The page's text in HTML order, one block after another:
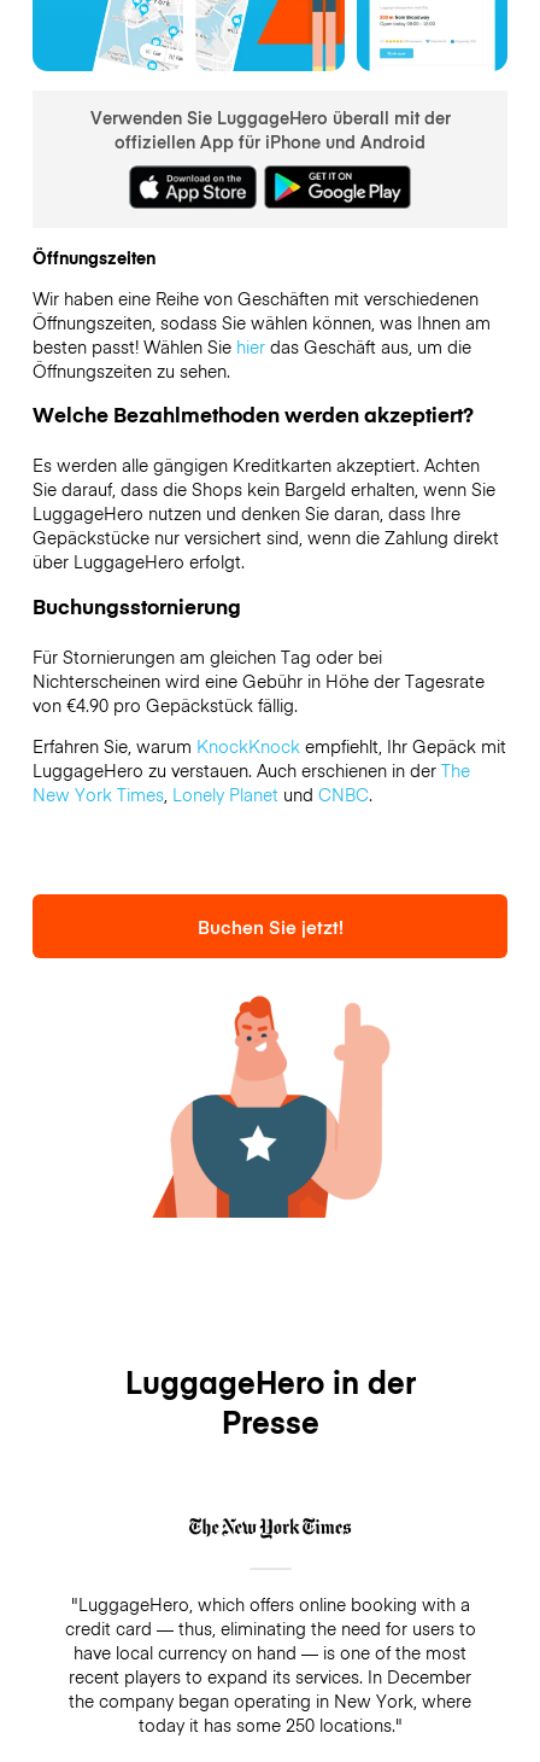
Verwenden Sie LuggageHero überall mit der
offiziellen App für iPhone und Android
Öffnungszeiten
Wir haben eine Reihe von Geschäften mit verschiedenen
Öffnungszeiten, sodass Sie wählen können, was Ihnen am
besten passt! Wählen Sie hierdas Geschäft aus, um die
Öffnungszeiten zu sehen.
Welche Bezahlmethoden werden akzeptiert?
Es werden alle gängigen Kreditkarten akzeptiert. Achten
Sie darauf, dass die Shops kein Bargeld erhalten, wenn Sie
LuggageHero nutzen und denken Sie daran, dass Ihre
Gepäckstücke nur versichert sind, wenn die Zahlung direkt
über LuggageHero erfolgt.
Buchungsstornierung
Für Stornierungen am gleichen Tag oder bei
Nichterscheinen wird eine Gebühr in Höhe der Tagesrate
von €4.90 pro Gepäckstück fällig.
Erfahren Sie, warum KnockKnockempfiehlt, Ihr Gepäck mit
LuggageHero zu verstauen. Auch erschienen in der The
New York Times, Lonely Planetund CNBC.
Buchen Sie jetzt!
LuggageHero in der
Presse
"LuggageHero, which offers online booking with a
credit card — thus, eliminating the need for users to
have local currency on hand — is one of the most
recent players to expand its services. In December
the company began operating in New York, where
today it has some 250 locations."